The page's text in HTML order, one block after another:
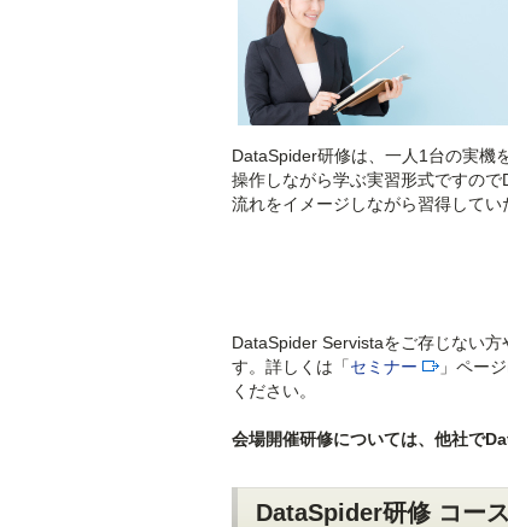
DataSpider研修は、一人1台の実機
操作しながら学ぶ実習形式ですの
流れをイメージしながら習得してい
DataSpider Servistaをご存じない
す。詳しくは「セミナー
」ペー
ください。
会場開催研修については、他社で
DataSpider研修 コー